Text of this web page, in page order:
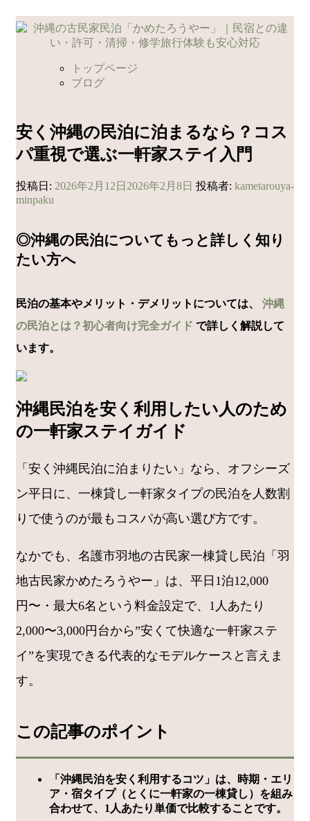
コ
ン
キ
ッ
プ
トップページ
ブログ
安く沖縄の民泊に泊まるなら？コス
パ重視で選ぶ一軒家ステイ入門
投稿日: 2026年2月12日 2026年2月8日 投稿者: kametarouya-
minpaku
◎沖縄の民泊についてもっと詳しく知り
たい方へ
民泊の基本やメリット・デメリットについては、 沖縄
の民泊とは？初心者向け完全ガイド で詳しく解説して
います。
沖縄民泊を安く利用したい人のため
の一軒家ステイガイド
「安く沖縄民泊に泊まりたい」なら、オフシーズ
ン平日に、一棟貸し一軒家タイプの民泊を人数割
りで使うのが最もコスパが高い選び方です。
なかでも、名護市羽地の古民家一棟貸し民泊「羽
地古民家かめたろうやー」は、平日1泊12,000
円〜・最大6名という料金設定で、1人あたり
2,000〜3,000円台から”安くて快適な一軒家ステ
イ”を実現できる代表的なモデルケースと言えま
す。
この記事のポイント
「沖縄民泊を安く利用するコツ」は、時期・エリ
ア・宿タイプ（とくに一軒家の一棟貸し）を組み
合わせて、1人あたり単価で比較することです。